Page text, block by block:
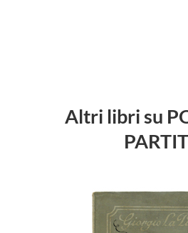
Altri libri su